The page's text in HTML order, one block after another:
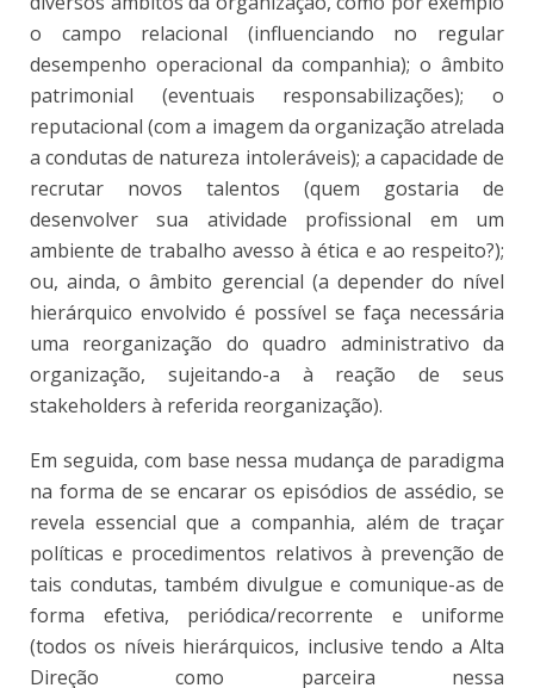
o campo relacional (influenciando no regular
desempenho operacional da companhia); o âmbito
patrimonial (eventuais responsabilizações); o
reputacional (com a imagem da organização atrelada
a condutas de natureza intoleráveis); a capacidade de
recrutar novos talentos (quem gostaria de
desenvolver sua atividade profissional em um
ambiente de trabalho avesso à ética e ao respeito?);
ou, ainda, o âmbito gerencial (a depender do nível
hierárquico envolvido é possível se faça necessária
uma reorganização do quadro administrativo da
organização, sujeitando-a à reação de seus
stakeholders à referida reorganização).
Em seguida, com base nessa mudança de paradigma
na forma de se encarar os episódios de assédio, se
revela essencial que a companhia, além de traçar
políticas e procedimentos relativos à prevenção de
tais condutas, também divulgue e comunique-as de
forma efetiva, periódica/recorrente e uniforme
(todos os níveis hierárquicos, inclusive tendo a Alta
Direção como parceira nessa